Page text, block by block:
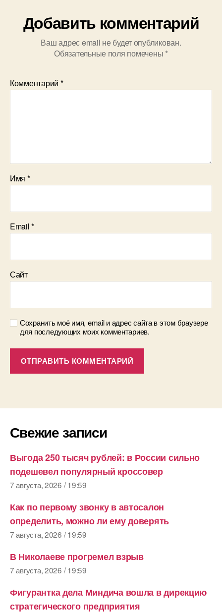
Добавить комментарий
Ваш адрес email не будет опубликован.
Обязательные поля помечены *
Комментарий *
Имя *
Email*
Сайт
Сохранить моё имя, email и адрес сайта в этом браузере
для последующих моих комментариев.
Свежие записи
Выгода 250 тысяч рублей: в России сильно
подешевел популярный кроссовер
7 августа, 2026 / 19:59
Как по первому звонку в автосалон
определить, можно ли ему доверять
7 августа, 2026 / 19:59
В Николаеве прогремел взрыв
7 августа, 2026 / 19:59
Фигурантка дела Миндича вошла в дирекцию
стратегического предприятия